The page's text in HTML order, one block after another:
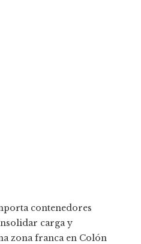
contenedores
carga y
zona franca en Colón